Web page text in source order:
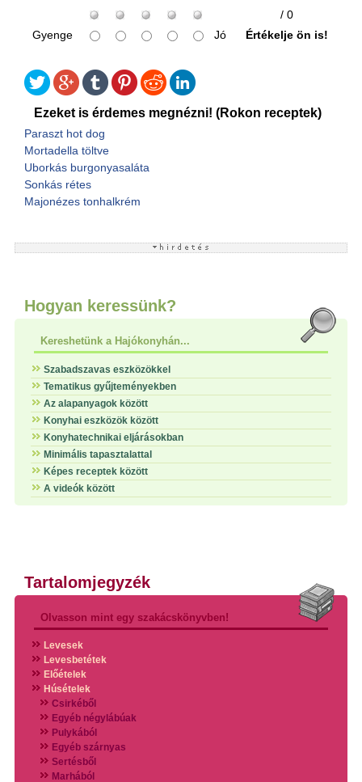
/ 0
Gyenge
Jó Értékelje ön is!
Ezeket is érdemes megnézni! (Rokon receptek)
Paraszt hot dog
Mortadella töltve
Uborkás burgonyasaláta
Sonkás rétes
Majonézes tonhalkrém
Hogyan keressünk?
Kereshetünk a Hajókonyhán...
Szabadszavas eszközökkel
Tematikus gyűjteményekben
Az alapanyagok között
Konyhai eszközök között
Konyhatechnikai eljárásokban
Minimális tapasztalattal
Képes receptek között
A videók között
Tartalomjegyzék
Olvasson mint egy szakácskönyvben!
Levesek
Levesbetétek
Előételek
Húsételek
Csirkéből
Egyéb négylábúak
Pulykából
Egyéb szárnyas
Sertésből
Marhából